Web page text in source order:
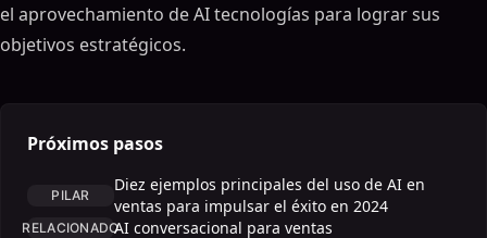
el aprovechamiento de AI tecnologías para lograr sus
objetivos estratégicos.
Próximos pasos
PILAR
Diez ejemplos principales del uso de AI en
ventas para impulsar el éxito en 2024
RELACIONADOAI conversacional para ventas